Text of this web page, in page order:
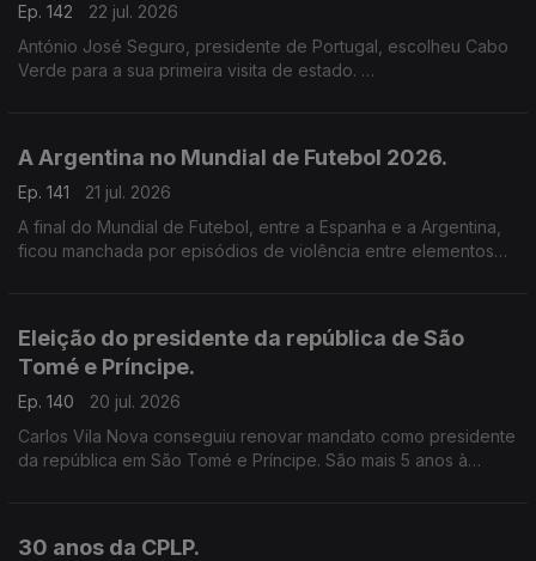
Ep. 142
22 jul. 2026
António José Seguro, presidente de Portugal, escolheu Cabo
Verde para a sua primeira visita de estado.
A Argentina no Mundial de Futebol 2026.
Ep. 141
21 jul. 2026
A final do Mundial de Futebol, entre a Espanha e a Argentina,
ficou manchada por episódios de violência entre elementos
Eleição do presidente da república de São
Tomé e Príncipe.
Ep. 140
20 jul. 2026
Carlos Vila Nova conseguiu renovar mandato como presidente
da república em São Tomé e Príncipe. São mais 5 anos à
30 anos da CPLP.